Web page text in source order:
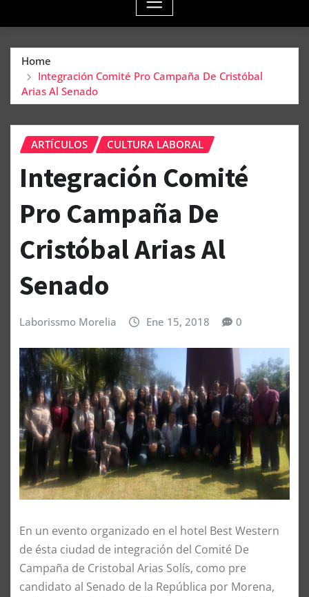
Home
Integración Comité Pro Campaña De Cristóbal
Arias Al Senado
ARTÍCULOS CULTURA LABORAL
Integración Comité
Pro Campaña De
Cristóbal Arias Al
Senado
Laborissmo Morelia Ene 15, 2018 0
En un evento organizado en el hotel Best Western
de ésta ciudad de integración del Comité De
Campaña de Cristobal Arias Solís, como pre
candidato al Senado de la República por Morena,